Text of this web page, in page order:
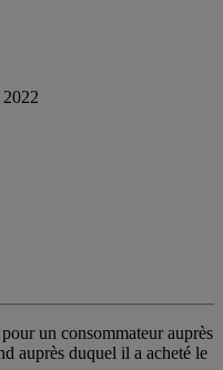
un consommateur auprès
auprès duquel il a acheté le